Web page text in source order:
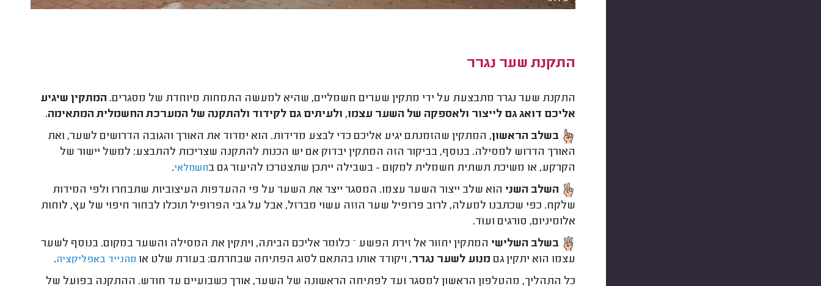
התקנת שער נגרר
התקנת שער נגרר מתבצעת על ידי מתקין שערים חשמליים, שהיא למעשה התמחות מיוחדת של מסגרים. המתקין שיגיע
אליכם דואג גם לייצור ולאספקה של השער עצמו, ולעיתים גם לקידוד ולהתקנה של המערכת החשמלית המתאימה.
בשלב הראשון,המתקין שהזמנתם יגיע אליכם כדי לבצע מדידות. הוא ימדוד את האורך והגובה הדרושים לשער, ואת
האורך הדרוש למסילה. בנוסף, בביקור הזה המתקין יבדוק אם יש הכנות להתקנה שצריכות להתבצע: למשל יישור של
הקרקע, או משיכת תשתית חשמלית למקום - בשבילה ייתכן שתצטרכו להיעזר גם בחשמלאי.
השלב השני הוא שלב ייצור השער עצמו. המסגר ייצר את השער על פי ההעדפות העיצוביות שתבחרו ולפי המידות
שלקח. כפי שכתבנו למעלה, לרוב פרופיל שער הזזה עשוי מברזל, אבל על גבי הפרופיל תוכלו לבחור חיפוי של עץ, לוחות
אלומיניום, סורגים ועוד.
בשלב השלישי המתקין יחזור אל זירת הפשע – כלומר אליכם הביתה, ויתקין את המסילה והשער במקום. בנוסף לשער
עצמו הוא יתקין גם מנוע לשער נגרר, ויקודד אותו בהתאם לסוג הפתיחה שבחרתם: בעזרת שלט או מהנייד באפליקציה.
כל התהליך, מהטלפון הראשון למסגר ועד לפתיחה הראשונה של השער, אורך כשבועיים עד חודש. ההתקנה בפועל של